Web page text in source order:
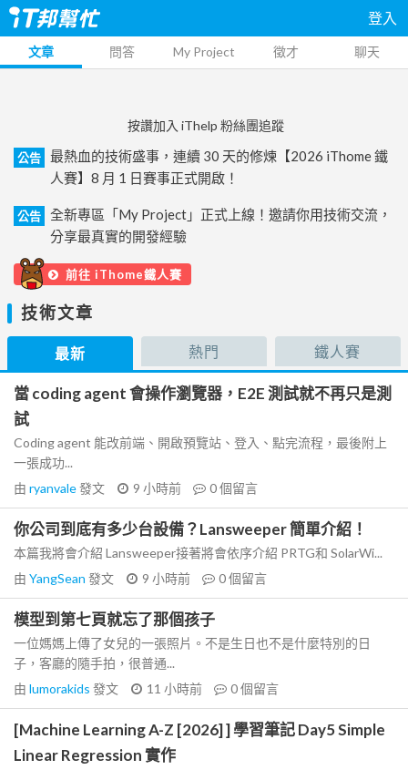
登入
文章 問答 My Project 徵才 聊天
按讚加入 iThelp 粉絲團追蹤
公告
最熱血的技術盛事，連續 30 天的修煉【2026 iThome 鐵
人賽】8 月 1 日賽事正式開啟！
公告
全新專區「My Project」正式上線！邀請你用技術交流，
分享最真實的開發經驗
前往 iThome鐵人賽
技術文章
最新 熱門 鐵人賽
當 coding agent 會操作瀏覽器，E2E 測試就不再只是測
試
Coding agent 能改前端、開啟預覽站、登入、點完流程，最後附上
一張成功...
由 ryanvale發文 9 小時前 0個留言
你公司到底有多少台設備？Lansweeper 簡單介紹！
本篇我將會介紹 Lansweeper接著將會依序介紹 PRTG和 SolarWi...
由 YangSean 發文 9 小時前 0個留言
模型到第七頁就忘了那個孩子
一位媽媽上傳了女兒的一張照片。不是生日也不是什麼特別的日
子，客廳的隨手拍，很普通...
由 lumorakids 發文 11 小時前 0個留言
[Machine Learning A-Z [2026] ] 學習筆記 Day5 Simple
Linear Regression 實作